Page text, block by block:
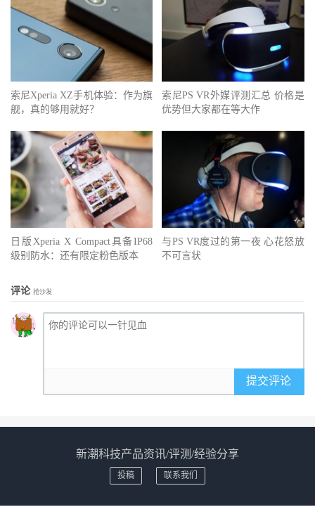
索尼Xperia XZ手机体验：作为旗
舰，真的够用就好？
索尼PS VR外媒评测汇总 价格是
优势但大家都在等大作
日版Xperia X Compact具备IP68
级别防水：还有限定粉色版本
与PS VR度过的第一夜 心花怒放
不可言状
评论 抢沙发
提交评论
新潮科技产品资讯/评测/经验分享
投稿 联系我们